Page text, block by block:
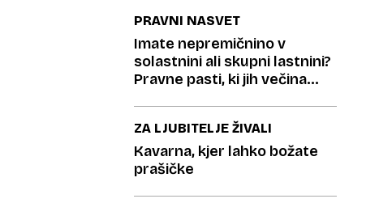
PRAVNI NASVET
Imate nepremičnino v
solastnini ali skupni lastnini?
Pravne pasti, ki jih večina
ZA LJUBITELJE ŽIVALI
Kavarna, kjer lahko božate
prašičke